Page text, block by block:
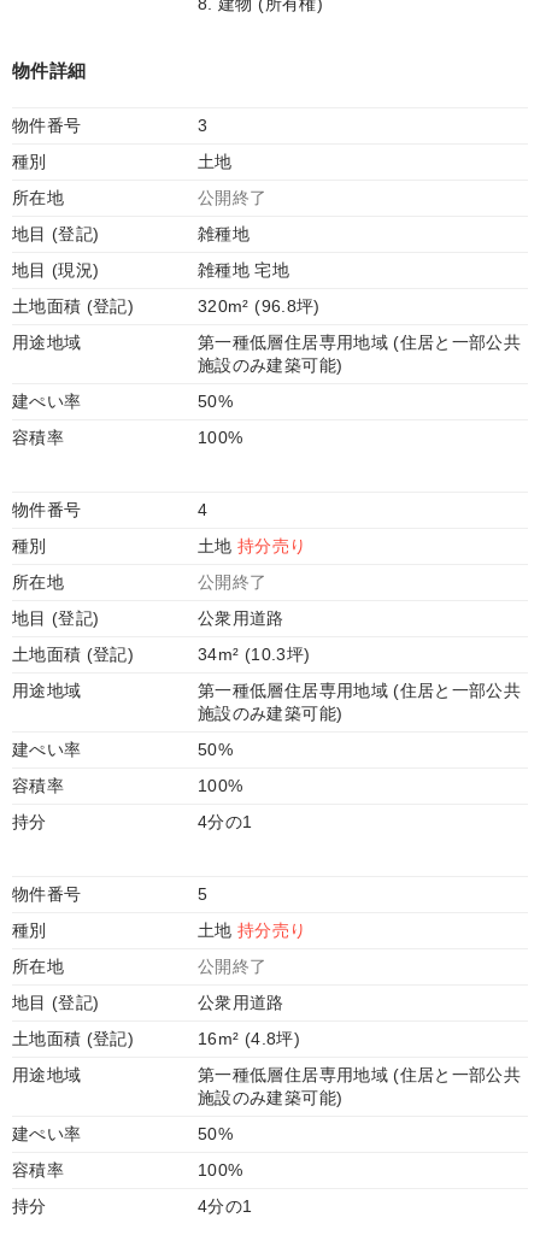
物件詳細
物件番号
3
種別
土地
所在地
公開終了
地目 (登記)
雑種地
地目 (現況)
雑種地 宅地
土地面積 (登記)
320m² (96.8坪)
用途地域
第一種低層住居専用地域 (住居と一部公共
施設のみ建築可能)
建ぺい率
50%
容積率
100%
物件番号
4
種別
土地持分売り
所在地
公開終了
地目 (登記)
公衆用道路
土地面積 (登記)
34m² (10.3坪)
用途地域
第一種低層住居専用地域 (住居と一部公共
施設のみ建築可能)
建ぺい率
50%
容積率
100%
持分
4分の1
物件番号
5
種別
土地持分売り
所在地
公開終了
地目 (登記)
公衆用道路
土地面積 (登記)
16m² (4.8坪)
用途地域
第一種低層住居専用地域 (住居と一部公共
施設のみ建築可能)
建ぺい率
50%
容積率
100%
持分
4分の1